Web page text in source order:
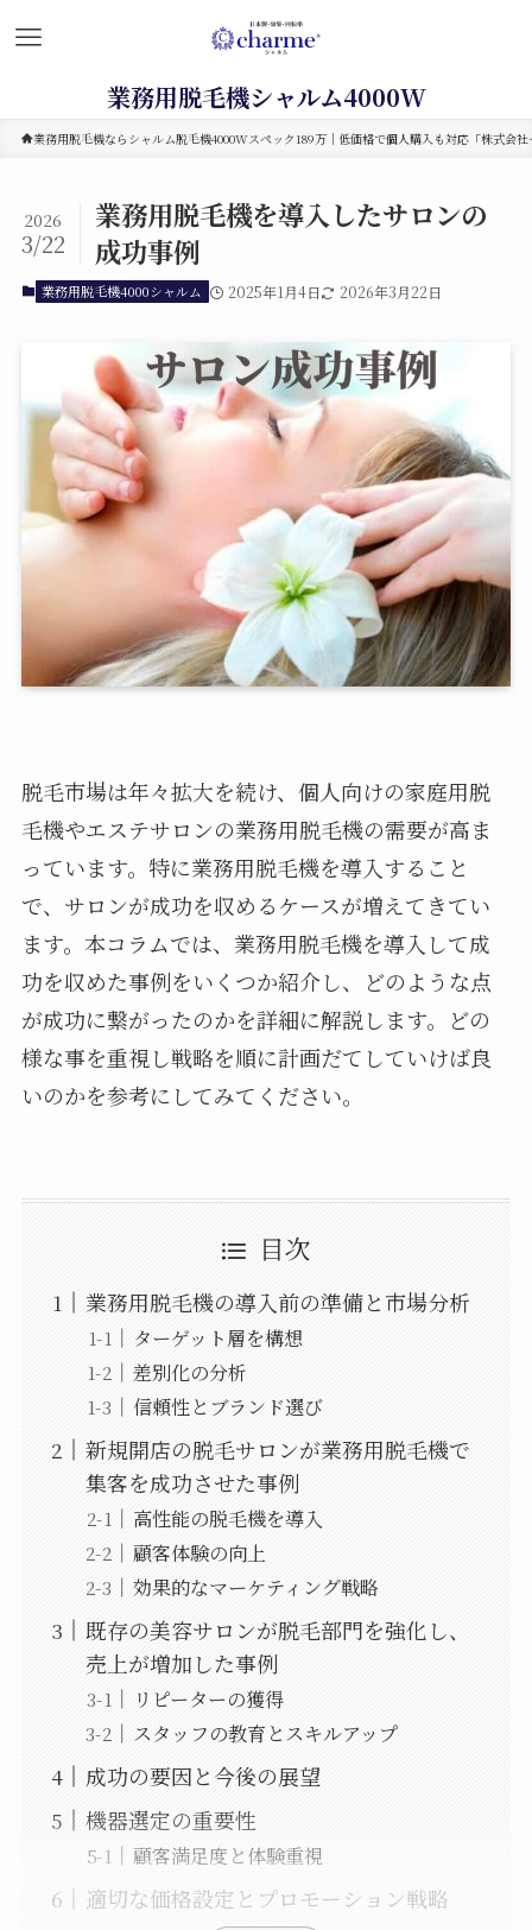
業務用脱毛機シャルム4000W
業務用脱毛機ならシャルム脱毛機4000Wスペック189万｜低価格で個人購入も対応「株式会
業務用脱毛機を導入したサロンの
成功事例
2026
3/22
業務用脱毛機4000シャルム 2025年1月4日 2026年3月22日
脱毛市場は年々拡大を続け、個人向けの家庭用脱
毛機やエステサロンの業務用脱毛機の需要が高ま
っています。特に業務用脱毛機を導入すること
で、サロンが成功を収めるケースが増えてきてい
ます。本コラムでは、業務用脱毛機を導入して成
功を収めた事例をいくつか紹介し、どのような点
が成功に繋がったのかを詳細に解説します。どの
様な事を重視し戦略を順に計画だてしていけば良
いのかを参考にしてみてください。
目次
業務用脱毛機の導入前の準備と市場分析
ターゲット層を構想
差別化の分析
信頼性とブランド選び
新規開店の脱毛サロンが業務用脱毛機で
集客を成功させた事例
高性能の脱毛機を導入
顧客体験の向上
効果的なマーケティング戦略
既存の美容サロンが脱毛部門を強化し、
売上が増加した事例
リピーターの獲得
スタッフの教育とスキルアップ
成功の要因と今後の展望
機器選定の重要性
顧客満足度と体験重視
適切な価格設定とプロモーション戦略